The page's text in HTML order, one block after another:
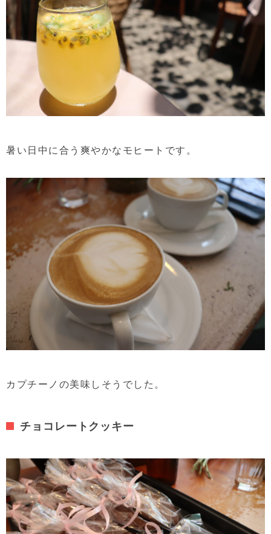
暑い日中に合う爽やかなモヒートです。
カプチーノの美味しそうでした。
チョコレートクッキー